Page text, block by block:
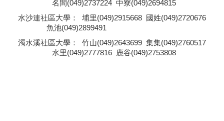
教師專區
名間(049)2737224 中寮(049)2694815
水沙連社區大學： 埔里(049)2915668 國姓(049)2720676
魚池(049)2899491
濁水溪社區大學： 竹山(049)2643699 集集(049)2760517
水里(049)2777816 鹿谷(049)2753808